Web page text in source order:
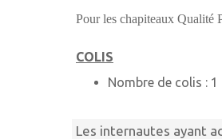
Pour les chapiteaux
COLIS
Nombre de colis : 1
Les internautes ayant